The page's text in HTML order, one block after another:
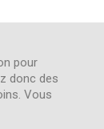
pour
donc des
Vous